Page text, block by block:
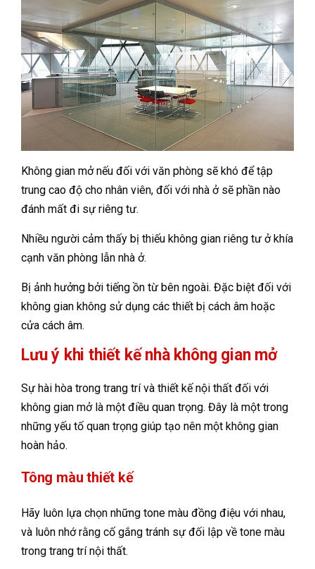
Không gian mở nếu đối với văn phòng sẽ khó để tập
trung cao độ cho nhân viên, đối với nhà ở sẽ phần nào
đánh mất đi sự riêng tư.
Nhiều người cảm thấy bị thiếu không gian riêng tư ở khía
cạnh văn phòng lẫn nhà ở.
Bị ảnh hưởng bởi tiếng ồn từ bên ngoài. Đặc biệt đối với
không gian không sử dụng các thiết bị cách âm hoặc
cửa cách âm.
Lưu ý khi thiết kế nhà không gian mở
Sự hài hòa trong trang trí và thiết kế nội thất đối với
không gian mở là một điều quan trọng. Đây là một trong
những yếu tố quan trọng giúp tạo nên một không gian
hoàn hảo.
Tông màu thiết kế
Hãy luôn lựa chọn những tone màu đồng điệu với nhau,
và luôn nhớ rằng cố gắng tránh sự đối lập về tone màu
trong trang trí nội thất.